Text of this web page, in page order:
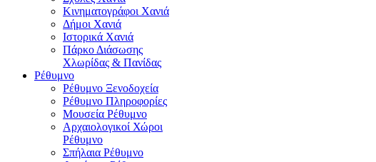
Κινηματογράφοι Χανιά
Δήμοι Χανιά
Ιστορικά Χανιά
Πάρκο Διάσωσης
Χλωρίδας & Πανίδας
Ρέθυμνο
Ρέθυμνο Ξενοδοχεία
Ρέθυμνο Πληροφορίες
Μουσεία Ρέθυμνο
Αρχαιολογικοί Χώροι
Ρέθυμνο
Σπήλαια Ρέθυμνο